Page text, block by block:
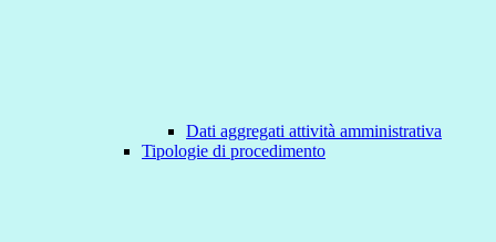
Dati aggregati attività amministrativa
Tipologie di procedimento